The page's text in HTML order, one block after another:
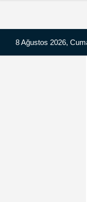
8 Ağustos 2026,